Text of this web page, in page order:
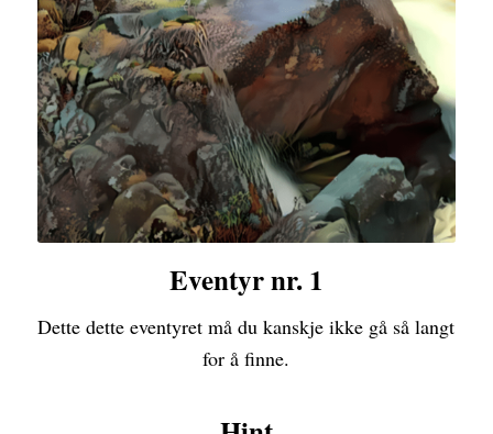
Eventyr nr. 1
Dette dette eventyret må du kanskje ikke gå så langt
for å finne.